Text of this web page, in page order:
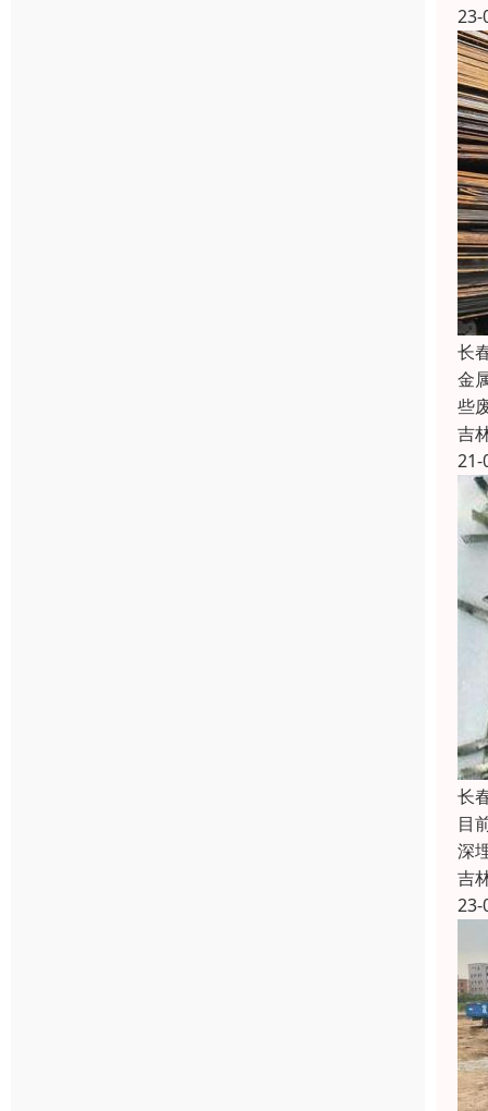
23-
长
金
些
吉
21-
长
目
深
吉
23-